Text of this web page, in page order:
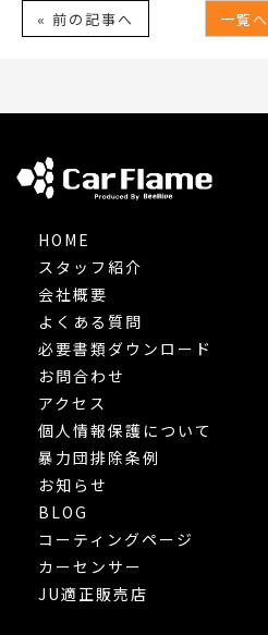
« 前の記事へ 一覧へ
HOME
スタッフ紹介
会社概要
よくある質問
必要書類ダウンロード
お問合わせ
アクセス
個人情報保護について
暴力団排除条例
お知らせ
BLOG
コーティングページ
カーセンサー
JU適正販売店